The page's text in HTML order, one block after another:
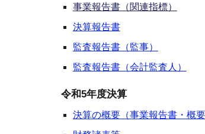
事業報告書（関連指標）
決算報告書
監査報告書（監事）
監査報告書（会計監査人）
令和5年度決算
決算の概要（事業報告書・概要